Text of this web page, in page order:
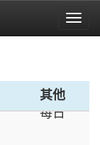
其他
每日